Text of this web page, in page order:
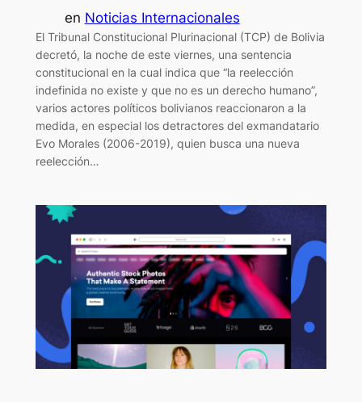
en Noticias Internacionales
El Tribunal Constitucional Plurinacional (TCP) de Bolivia
decretó, la noche de este viernes, una sentencia
constitucional en la cual indica que “la reelección
indefinida no existe y que no es un derecho humano”,
varios actores políticos bolivianos reaccionaron a la
medida, en especial los detractores del exmandatario
Evo Morales (2006-2019), quien busca una nueva
reelección…